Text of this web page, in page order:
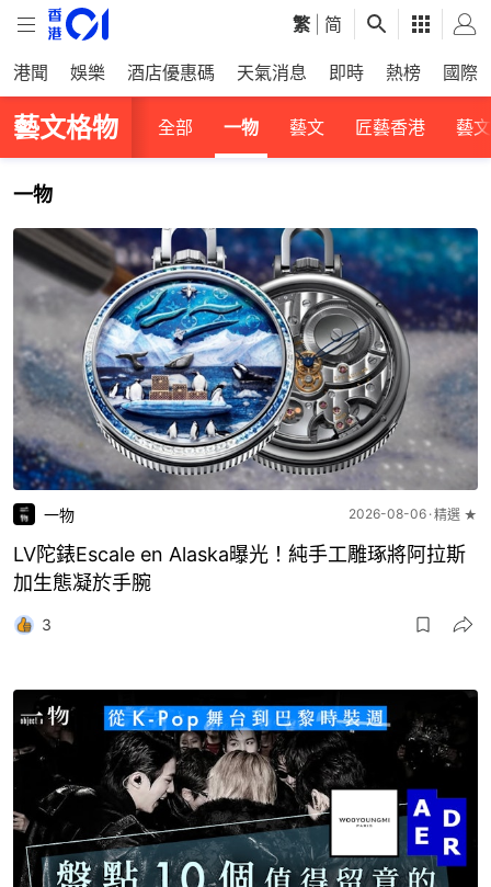
繁 简
港聞 娛樂 酒店優惠碼 天氣消息 即時 熱榜 國際
藝文格物 全部 一物 藝文 匠藝香港 藝
一物
一物 2026-08-06 精選 ★
LV陀錶Escale en Alaska曝光！純手工雕琢將阿拉斯
加生態凝於手腕
3